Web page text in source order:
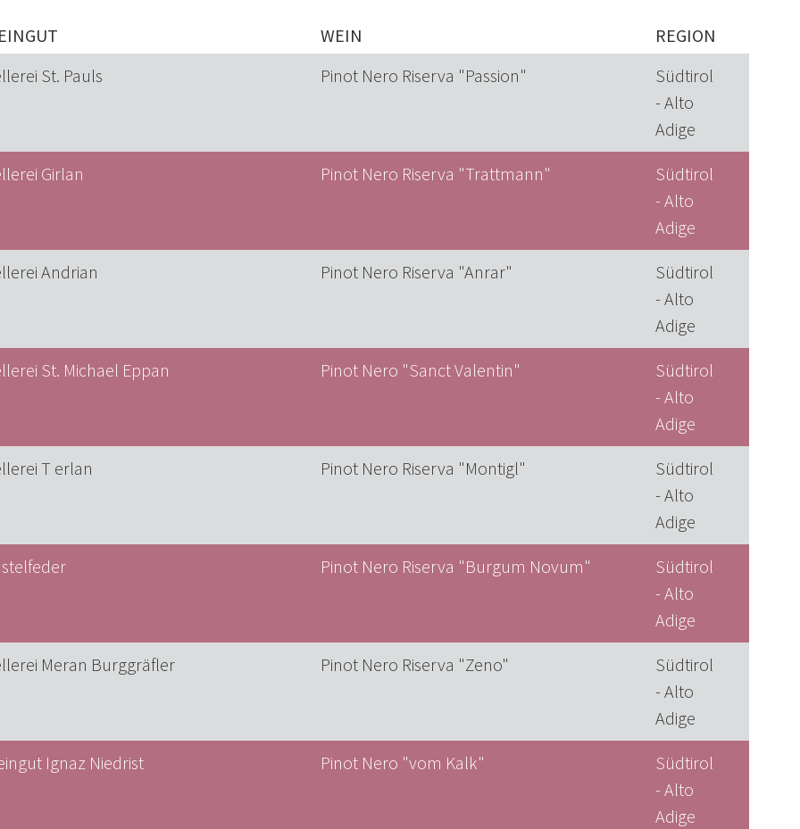
WEIN
REGION
St. Pauls Pinot Nero Riserva "Passion"
Südtirol
- Alto
Adige
Girlan Pinot Nero Riserva "Trattmann"
Südtirol
- Alto
Adige
Andrian Pinot Nero Riserva "Anrar"
Südtirol
- Alto
Adige
St. Michael Eppan Pinot Nero "Sanct Valentin"
Südtirol
- Alto
Adige
T erlan Pinot Nero Riserva "Montigl"
Südtirol
- Alto
Adige
Pinot Nero Riserva "Burgum Novum"
Südtirol
- Alto
Adige
Meran Burggräfler Pinot Nero Riserva "Zeno"
Südtirol
- Alto
Adige
Ignaz Niedrist Pinot Nero "vom Kalk"
Südtirol
- Alto
Adige